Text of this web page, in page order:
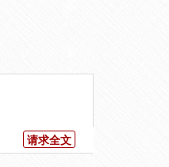
请求全文